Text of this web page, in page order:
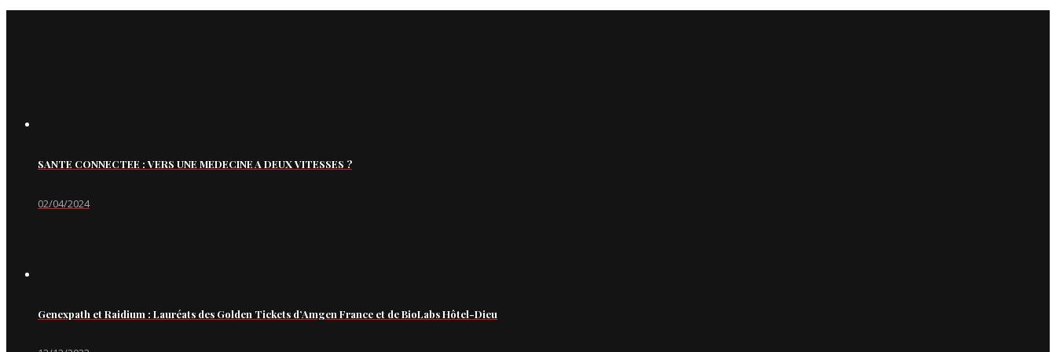
SANTE CONNECTEE : VERS UNE MEDECINE A DEUX VITESSES ?
02/04/2024
Genexpath et Raidium : Lauréats des Golden Tickets d’Amgen France et de BioLabs Hôtel-Dieu